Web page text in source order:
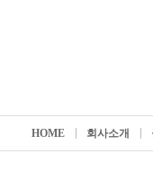
HOME 회사소개